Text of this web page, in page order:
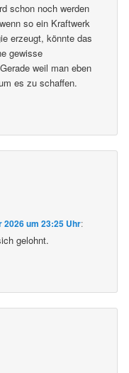
schon noch werden
so ein Kraftwerk
erzeugt, könnte das
gewisse
weil man eben
es zu schaffen.
2026 um 23:25 Uhr:
gelohnt.